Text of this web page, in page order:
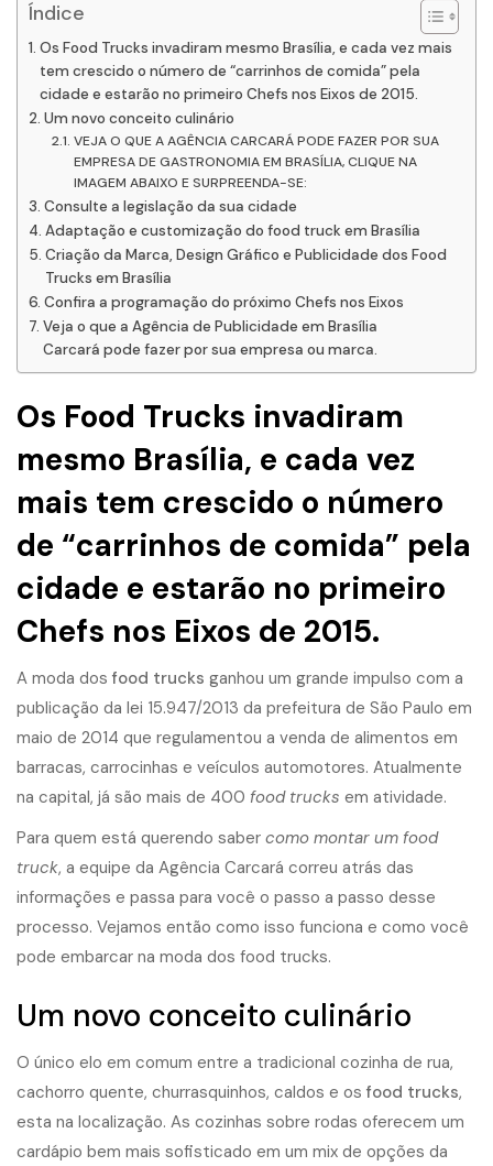
Índice
Os Food Trucks invadiram mesmo Brasília, e cada vez mais
tem crescido o número de “carrinhos de comida” pela
cidade e estarão no primeiro Chefs nos Eixos de 2015.
Um novo conceito culinário
VEJA O QUE A AGÊNCIA CARCARÁ PODE FAZER POR SUA
EMPRESA DE GASTRONOMIA EM BRASÍLIA, CLIQUE NA
IMAGEM ABAIXO E SURPREENDA-SE:
Consulte a legislação da sua cidade
Adaptação e customização do food truck em Brasília
Criação da Marca, Design Gráfico e Publicidade dos Food
Trucks em Brasília
Confira a programação do próximo Chefs nos Eixos
Veja o que a Agência de Publicidade em Brasília
Carcará pode fazer por sua empresa ou marca.
Os Food Trucks invadiram
mesmo Brasília, e cada vez
mais tem crescido o número
de “carrinhos de comida” pela
cidade e estarão no primeiro
Chefs nos Eixos de 2015.
A moda dos food trucks ganhou um grande impulso com a
publicação da lei 15.947/2013 da prefeitura de São Paulo em
maio de 2014 que regulamentou a venda de alimentos em
barracas, carrocinhas e veículos automotores. Atualmente
na capital, já são mais de 400 food trucks em atividade.
Para quem está querendo saber como montar um food
truck, a equipe da Agência Carcará correu atrás das
informações e passa para você o passo a passo desse
processo. Vejamos então como isso funciona e como você
pode embarcar na moda dos food trucks.
Um novo conceito culinário
O único elo em comum entre a tradicional cozinha de rua,
cachorro quente, churrasquinhos, caldos e os food trucks,
esta na localização. As cozinhas sobre rodas oferecem um
cardápio bem mais sofisticado em um mix de opções da